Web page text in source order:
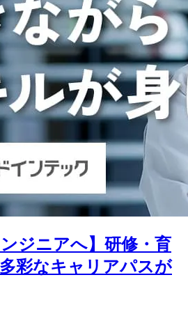
ンジニアへ】研修・育
彩なキャリアパスが